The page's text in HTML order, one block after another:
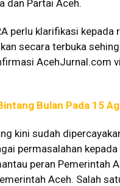
dan Partai Aceh.
perlu klarifikasi
secara terbuka
AcehJurnal.com
Bulan Pada 15
kini sudah
permasalahan
peran Pemerintah
Aceh. Salah